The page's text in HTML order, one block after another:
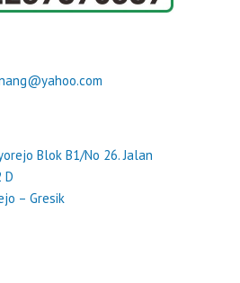
Blok B1/No 26. Jalan
D
– Gresik